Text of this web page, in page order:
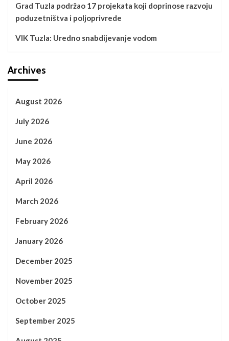
Grad Tuzla podržao 17 projekata koji doprinose razvoju
poduzetništva i poljoprivrede
VIK Tuzla: Uredno snabdijevanje vodom
Archives
August 2026
July 2026
June 2026
May 2026
April 2026
March 2026
February 2026
January 2026
December 2025
November 2025
October 2025
September 2025